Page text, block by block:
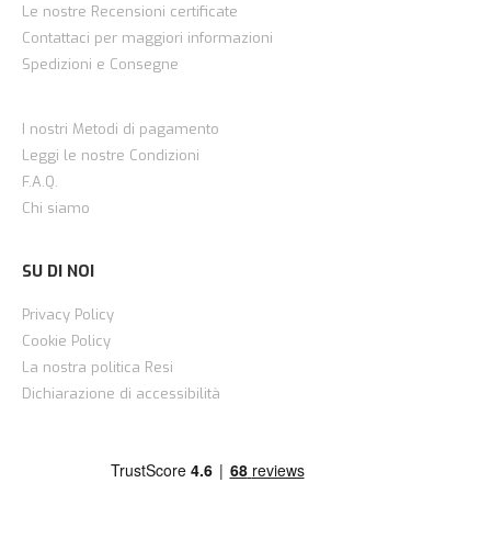
Le nostre Recensioni certificate
Contattaci per maggiori informazioni
Spedizioni e Consegne
I nostri Metodi di pagamento
Leggi le nostre Condizioni
F.A.Q.
Chi siamo
SU DI NOI
Privacy Policy
Cookie Policy
La nostra politica Resi
Dichiarazione di accessibilità